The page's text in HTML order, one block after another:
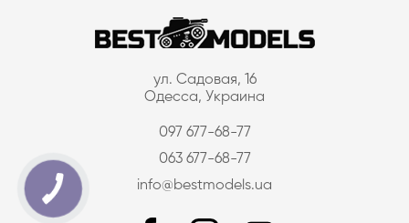
ул. Садовая, 16
Одесса, Украина
097 677-68-77
063 677-68-77
info@bestmodels.ua